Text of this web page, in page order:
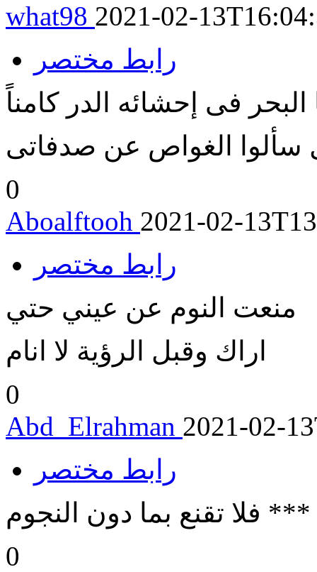
what98 2021-02-
رابط مختصر
البحر فى إحشائه الدر كامناً
0
Aboalftooh 2021-02-
رابط مختصر
منعت النوم عن عيني حتي
اراك وقبل الرؤية لا انام
0
Abd_Elrahman 2021-02-
رابط مختصر
تقنع بما دون النجوم
0